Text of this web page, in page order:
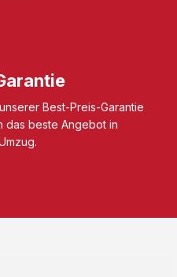
Best-Preis-Garantie
das beste Angebot in